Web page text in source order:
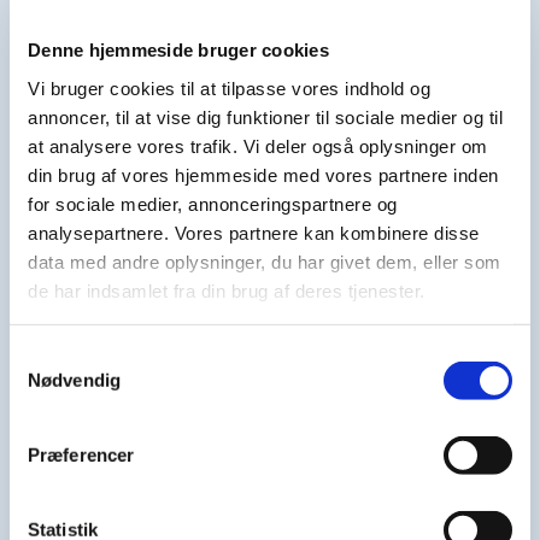
Denne hjemmeside bruger cookies
Vi bruger cookies til at tilpasse vores indhold og
annoncer, til at vise dig funktioner til sociale medier og til
at analysere vores trafik. Vi deler også oplysninger om
din brug af vores hjemmeside med vores partnere inden
for sociale medier, annonceringspartnere og
analysepartnere. Vores partnere kan kombinere disse
data med andre oplysninger, du har givet dem, eller som
de har indsamlet fra din brug af deres tjenester.
Nødvendig
Præferencer
Statistik
Kødet bløder under spisning og børstning
Dybe tandkødslommer, hvor tandhalsen evt.
blottes
Tænder som flytter sig
Dårlig ånde
Tænder føles løse
Mister tænder
Oplever du én eller flere af ovenstående
Behandling af paradentose
Behandlingen af paradentose handler om at sikre